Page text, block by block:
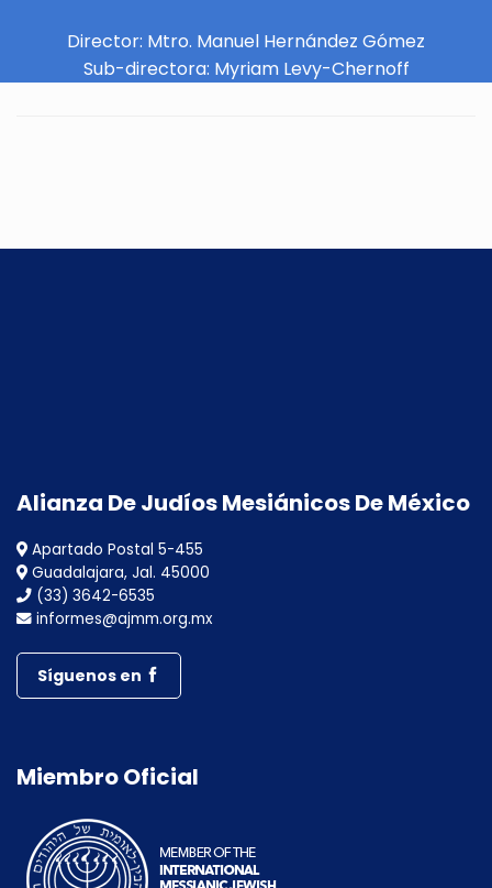
Director: Mtro. Manuel Hernández Gómez
Sub-directora: Myriam Levy-Chernoff
Alianza De Judíos Mesiánicos De México
Apartado Postal 5-455
Guadalajara, Jal. 45000
(33) 3642-6535
informes@ajmm.org.mx
Síguenos en
Miembro Oficial